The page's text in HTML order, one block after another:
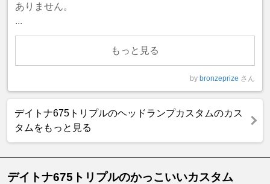
ありません。
...
もっと見る
by bronzeprize さん
デイトナ675トリプルのヘッドランプカスタムのカス
タムをもっと見る
デイトナ675トリプルのかっこいいカスタム